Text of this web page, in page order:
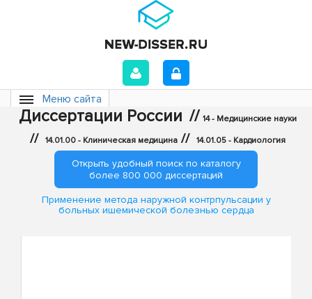
Меню сайта
Диссертации России // 14 - Медицинские науки
// 14.01.00 - Клиническая медицина // 14.01.05 - Кардиология
Открыть удобный поиск по каталогу
более 800 000 диссертаций
Применение метода наружной контрпульсации у
больных ишемической болезнью сердца